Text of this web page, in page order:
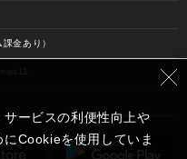
金あり）
ービスの利便性向上や
Cookieを使用していま